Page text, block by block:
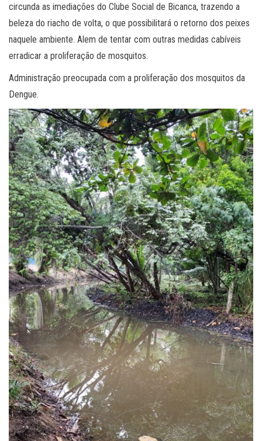
circunda as imediações do Clube Social de Bicanca, trazendo a
beleza do riacho de volta, o que possibilitará o retorno dos peixes
naquele ambiente. Alem de tentar com outras medidas cabíveis
erradicar a proliferação de mosquitos.
Administração preocupada com a proliferação dos mosquitos da
Dengue.